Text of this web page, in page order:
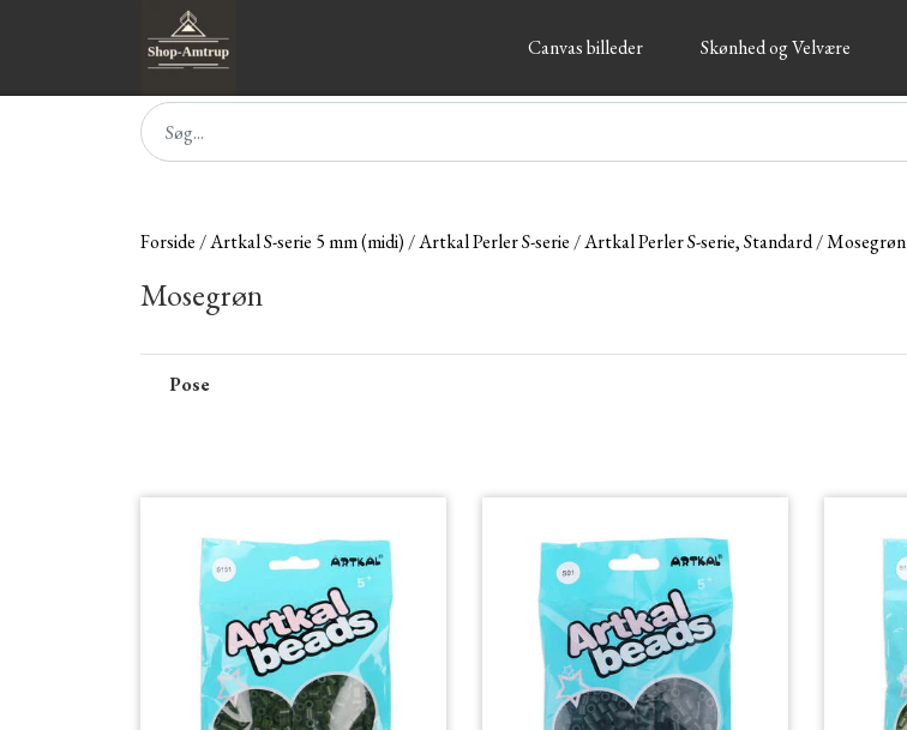
Canvas billeder Skønhed og Velvære
Forside Artkal S-serie 5 mm (midi) Artkal Perler S-serie Artkal Perler S-serie, Standard Mosegrøn
Mosegrøn
Pose